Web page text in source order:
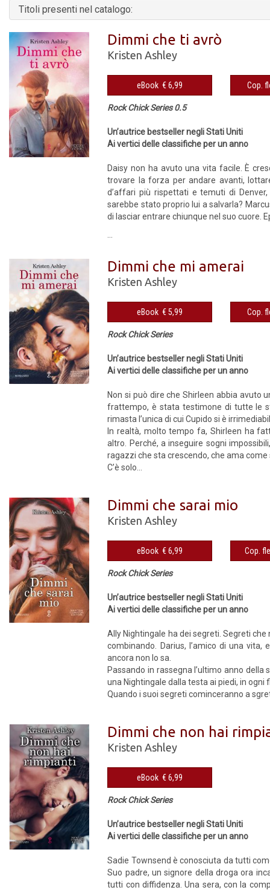
Titoli presenti nel catalogo:
Dimmi che ti avrò
Kristen Ashley
eBook € 6,99
Rock Chick Series 0.5
Un’autrice bestseller negli Stati Uniti
Ai vertici delle classifiche per un anno
Daisy non ha avuto una vita facile. È
trovare la forza per andare avanti,
d’affari più rispettati e temuti di
sarebbe stato proprio lui a salvarla?
di lasciar entrare chiunque nel suo cuore.
Dimmi che mi amerai
Kristen Ashley
eBook € 5,99
Rock Chick Series
Un’autrice bestseller negli Stati Uniti
Ai vertici delle classifiche per un anno
Non si può dire che Shirleen abbia avuto
frattempo, è stata testimone di tutte le
rimasta l’unica di cui Cupido si è
In realtà, molto tempo fa, Shirleen ha
altro. Perché, a inseguire sogni
ragazzi che sta crescendo, che ama
C’è solo...
Dimmi che sarai mio
Kristen Ashley
eBook € 6,99
Rock Chick Series
Un’autrice bestseller negli Stati Uniti
Ai vertici delle classifiche per un anno
Ally Nightingale ha dei segreti. Segreti
combinando. Darius, l’amico di una vita,
ancora non lo sa.
Passando in rassegna l’ultimo anno
una Nightingale dalla testa ai piedi, in
Quando i suoi segreti cominceranno a
Dimmi che non hai
Kristen Ashley
eBook € 6,99
Rock Chick Series
Un’autrice bestseller negli Stati Uniti
Ai vertici delle classifiche per un anno
Sadie Townsend è conosciuta da tutti
Suo padre, un signore della droga ora
tutti con diffidenza. Una sera, con la